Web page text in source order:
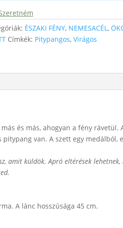
ÉSZAKI FÉNY, NEMESACÉL,
Címkék: Pitypangos, Virágos
és más, ahogyan a fény rávetül.
van. A szett egy medálból,
küldök. Apró eltérések lehetnek,
A lánc hosszúsága 45 cm.